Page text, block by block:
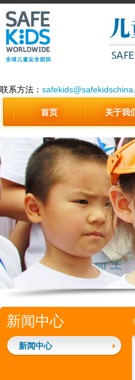
联系方法：
首页 关于我
新闻中心
新闻中心